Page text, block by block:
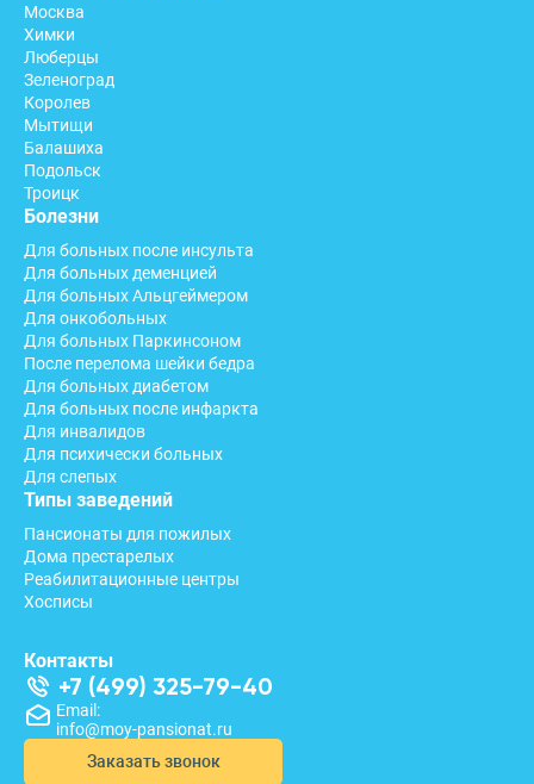
Москва
Химки
Люберцы
Зеленоград
Королев
Мытищи
Балашиха
Подольск
Троицк
Болезни
Для больных после инсульта
Для больных деменцией
Для больных Альцгеймером
Для онкобольных
Для больных Паркинсоном
После перелома шейки бедра
Для больных диабетом
Для больных после инфаркта
Для инвалидов
Для психически больных
Для слепых
Типы заведений
Пансионаты для пожилых
Дома престарелых
Реабилитационные центры
Хосписы
Контакты
+7 (499) 325-79-40
Email:
info@moy-pansionat.ru
Заказать звонок